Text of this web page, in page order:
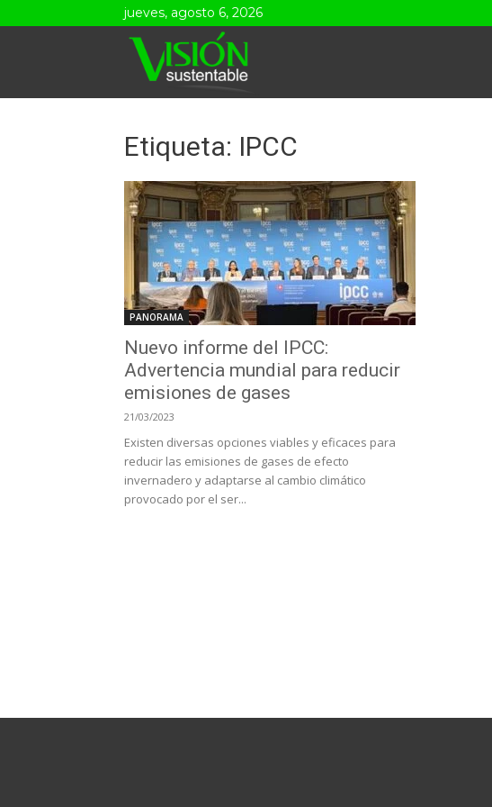
jueves, agosto 6, 2026
Etiqueta: IPCC
PANORAMA
Nuevo informe del IPCC:
Advertencia mundial para reducir
emisiones de gases
21/03/2023
Existen diversas opciones viables y eficaces para
reducir las emisiones de gases de efecto
invernadero y adaptarse al cambio climático
provocado por el ser...